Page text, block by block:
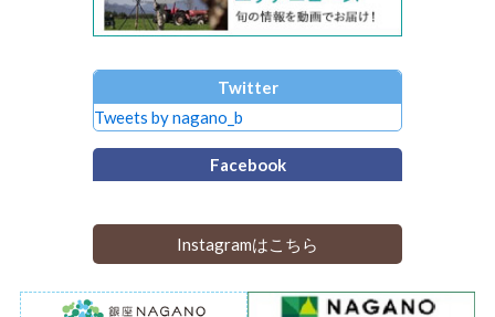
Twitter
Tweets by nagano_b
Facebook
Instagramはこちら